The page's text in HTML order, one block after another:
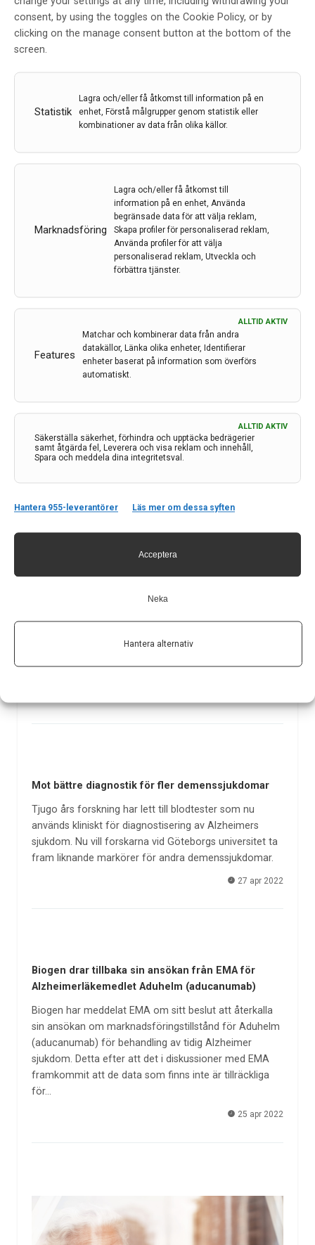
consent, by using the toggles on the Cookie Policy, or by
clicking on the manage consent button at the bottom of the
screen.
Statistik
Lagra och/eller få åtkomst till information på en
enhet, Förstå målgrupper genom statistik eller
kombinationer av data från olika källor.
Marknadsföring
Lagra och/eller få åtkomst till
information på en enhet, Använda
begränsade data för att välja reklam,
Skapa profiler för personaliserad reklam,
Använda profiler för att välja
personaliserad reklam, Utveckla och
förbättra tjänster.
Features
ALLTID AKTIV
Matchar och kombinerar data från andra
datakällor, Länka olika enheter, Identifierar
enheter baserat på information som överförs
automatiskt.
Säkerställa säkerhet, förhindra och upptäcka bedrägerier
samt åtgärda fel, Leverera och visa reklam och innehåll,
Spara och meddela dina integritetsval.
ALLTID AKTIV
Hantera 955-leverantörer Läs mer om dessa syften
Acceptera
Neka
Hantera alternativ
PER-modellen (pedagogiskt, emotionellt och
relationsbaserat stöd).…
Lars Lannfelt belönas för banbrytande insatser
inom molekylär geriatrik
Svenska Läkaresällskapet har beslutat att tilldela Lars
Lannfelt Bengt Winblads pris 2022 för framstående
24 aug 2022
kognitiv försämring hos patienter med en specifik
gen som orsakar tidig Alzheimer
Roche tillsammans med Banner Alzheimer’s Institute,
Disease (ADAD) Colombia Trial. Studien utvärderad
potentialen för Crenezumab möjligheter att stoppa
Mot bättre diagnostik för fler demenssjukdomar
Tjugo års forskning har lett till blodtester som nu
används kliniskt för diagnostisering av Alzheimers
sjukdom. Nu vill forskarna vid Göteborgs universitet ta
fram liknande markörer för andra demenssjukdomar.
27 apr 2022
Biogen drar tillbaka sin ansökan från EMA för
Alzheimerläkemedlet Aduhelm (aducanumab)
Biogen har meddelat EMA om sitt beslut att återkalla
sin ansökan om marknadsföringstillstånd för Aduhelm
(aducanumab) för behandling av tidig Alzheimer
sjukdom. Detta efter att det i diskussioner med EMA
framkommit att de data som finns inte är tillräckliga
för…
25 apr 2022